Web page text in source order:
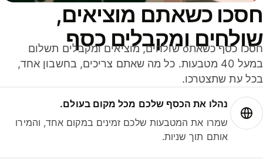
כשאתם מוציאים,
ומקבלים כסף
חסכו כסף כשאתo שולחים, מוציאים ומקבלים תשלום
במעל 40 מטבעות. כל מה שאתם צריכים, בחשבון אחד,
עת שתצטרכו.
נהלו את הכסף שלכם מכל מקום בעולם.
שמרו את המטבעות שלכם זמינים במקום אחד, והמירו
אותם תוך שניות.